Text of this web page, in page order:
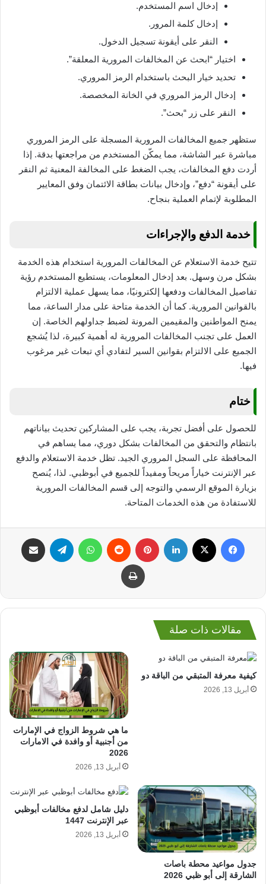
إدخال اسم المستخدم.
إدخال كلمة المرور.
النقر على أيقونة تسجيل الدخول.
اختيار “ابحث عن المخالفات المرورية المعلقة”.
تحديد خيار البحث باستخدام الرمز المروري.
إدخال الرمز المروري في الخانة المخصصة.
النقر على زر “بحث”.
ستظهر جميع المخالفات المرورية المسجلة على الرمز المروري
مباشرة عبر الشاشة، مما يمكّن المستخدم من مراجعتها بدقة. إذا
أردت دفع المخالفات، يجب الضغط على المخالفة المعنية ثم النقر
على أيقونة “دفع”، وإدخال بيانات بطاقة الائتمان وفق المعايير
المطلوبة لإتمام العملية بنجاح.
خدمة الدفع والإجراءات
تتيح خدمة الاستعلام عن المخالفات المرورية استخدام هذه الخدمة
بشكل مرن وسهل. بعد إدخال المعلومات، يستطيع المستخدم رؤية
تفاصيل المخالفات ودفعها إلكترونيًا، مما يسهل عملية الالتزام
بالقوانين المرورية. كما أن الخدمة متاحة على مدار الساعة، مما
يمنح المواطنين والمقيمين المرونة لضبط جداولهم الخاصة. إن
العمل على تجنب المخالفات المرورية له أهمية كبيرة، لذا يُشجع
الجميع على الالتزام بقوانين السير لتفادي أي تبعات غير مرغوب
فيها.
ختام
للحصول على أفضل تجربة، يجب على المشاركين تحديث بياناتهم
بانتظام والتحقق من المخالفات بشكل دوري، مما يساهم في
المحافظة على السجل المروري الجيد. تظل خدمة الاستعلام والدفع
عبر الإنترنت خياراً مريحاً ومفيداً للجميع في أبوظبي. لذا، يُنصح
بزيارة الموقع الرسمي والتوجه إلى قسم المخالفات المرورية
للاستفادة من هذه الخدمات المتاحة.
فيسبوك لينكدإن بينتيريست واتساب تيلقرام
طباعة
مقالات ذات صلة
كيفية معرفة المتبقي من الباقة دو
أبريل 13, 2026
ما هي شروط الزواج في الإمارات
من أجنبية أو وافدة في الامارات
2026
أبريل 13, 2026
جدول مواعيد محطة باصات
الشارقة إلى أبو ظبي 2026
دليل شامل لدفع مخالفات أبوظبي
عبر الإنترنت 1447
أبريل 13, 2026